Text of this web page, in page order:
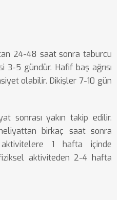
24-48 saat sonra taburcu
3-5 gündür. Hafif baş ağrısı
olabilir. Dikişler 7-10 gün
sonrası yakın takip edilir.
birkaç saat sonra
1 hafta içinde
aktiviteden 2-4 hafta